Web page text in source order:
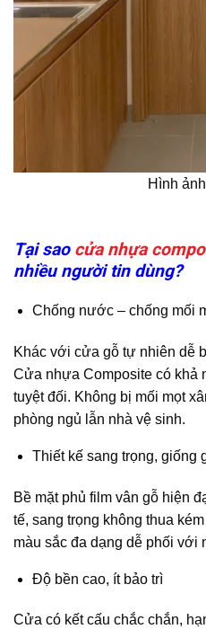
Hình
Tại sao cửa nhựa
nhiều người tin dùng?
Chống nước – chống mối
Khác với cửa gỗ tự nhiên dễ
Cửa nhựa Composite có khả
tuyệt đối. Không bị mối mọt
phòng ngủ lẫn nhà vệ sinh.
Thiết kế sang trọng, giống
Bề mặt phủ film vân gỗ hiện
tế, sang trọng không thua
màu sắc đa dạng dễ phối với
Độ bền cao, ít bảo trì
Cửa có kết cấu chắc chắn,